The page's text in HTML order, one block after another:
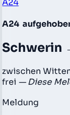
A24
Schwerin
zwischen
frei — Diese
Meldung